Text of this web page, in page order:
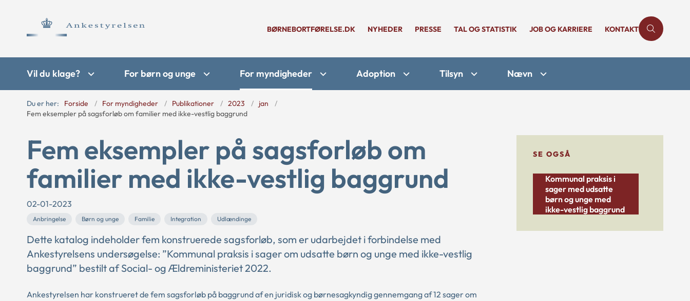
BØRNEBORTFØRELSE.DK NYHEDER PRESSE TAL OG STATISTIK JOB OG KARRIERE KONTAKT
Vil du klage? For børn og unge For myndigheder Adoption Tilsyn Nævn
Du er her: Forside For myndigheder Publikationer 2023
jan
Fem eksempler på sagsforløb om familier med ikke-vestlig baggrund
Fem eksempler på sagsforløb om
familier med ikke-vestlig baggrund
02-01-2023
Anbringelse Børn og unge Familie Integration Udlændinge
Dette katalog indeholder fem konstruerede sagsforløb, som er udarbejdet i forbindelse med
Ankestyrelsens undersøgelse: ”Kommunal praksis i sager om udsatte børn og unge med ikke-vestlig
baggrund” bestilt af Social- og Ældreministeriet 2022.
Ankestyrelsen har konstrueret de fem sagsforløb på baggrund af en juridisk og børnesagkyndig gennemgang af 12 sager om
SE OGSÅ
Kommunal praksis i
sager med udsatte
børn og unge med
ikke-vestlig baggrund